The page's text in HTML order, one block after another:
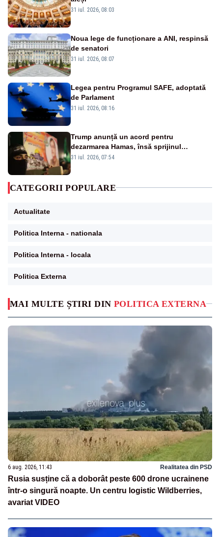
MAI MULTE ȘTIRI DIN POLITICA EXTERNA
6 aug. 2026, 11:43 Realitatea din PSD
Rusia susține că a doborât peste 600 drone ucrainene
într-o singură noapte. Un centru logistic Wildberries,
avariat VIDEO
31 iul. 2026, 08:03
Noua lege de funcționare a ANI, respinsă
de senatori
31 iul. 2026, 08:07
Legea pentru Programul SAFE, adoptată
de Parlament
31 iul. 2026, 08:16
Trump anunță un acord pentru
dezarmarea Hamas, însă sprijinul
Israelului rămâne incert
31 iul. 2026, 07:54
CATEGORII POPULARE
Actualitate
Politica Interna - nationala
Politica Interna - locala
Politica Externa